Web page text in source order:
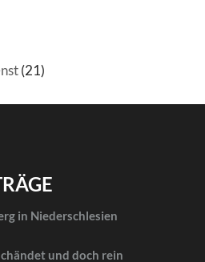
(21)
in Niederschlesien
und doch rein